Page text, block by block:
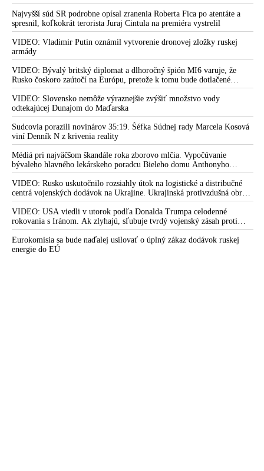
Najvyšší súd SR podrobne opísal zranenia Roberta Fica po atentáte a
spresnil, koľkokrát terorista Juraj Cintula na premiéra vystrelil
VIDEO: Vladimir Putin oznámil vytvorenie dronovej zložky ruskej
armády
VIDEO: Bývalý britský diplomat a dlhoročný špión MI6 varuje, že
Rusko čoskoro zaútočí na Európu, pretože k tomu bude dotlačené
rovnako, ako bolo dotlačené k invázii na Ukrajinu v roku 2022.
Zelenskyj medzitým v Kyjeve naliehal na zhromaždených diplomatov,
aby vo svete zháňali energie pre Ukrajinu na zimu. Putin vraj bude
mobilizovať a vojna sa do zimy pravdepodobne neskončí
VIDEO: Slovensko nemôže výraznejšie zvýšiť množstvo vody
odtekajúcej Dunajom do Maďarska
Sudcovia porazili novinárov 35:19. Šéfka Súdnej rady Marcela Kosová
viní Denník N z krivenia reality
Médiá pri najväčšom škandále roka zborovo mlčia. Vypočúvanie
bývaleho hlavného lekárskeho poradcu Bieleho domu Anthonyho
Fauciho pred výborom amerického Senátu väčšina médií ignorovala
VIDEO: Rusko uskutočnilo rozsiahly útok na logistické a distribučné
centrá vojenských dodávok na Ukrajine. Ukrajinská protivzdušná obrana
nedokázala počas ničivého nočného útoku na Kyjev a jeho okolie
zachytiť ani jednu ruskú raketu
VIDEO: USA viedli v utorok podľa Donalda Trumpa celodenné
rokovania s Iránom. Ak zlyhajú, sľubuje tvrdý vojenský zásah proti
Teheránu
Eurokomisia sa bude naďalej usilovať o úplný zákaz dodávok ruskej
energie do EÚ